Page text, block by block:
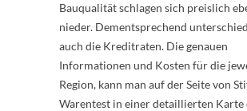
Bauqualität schlagen sich preislich
nieder. Dementsprechend
auch die Kreditraten. Die genauen
Informationen und Kosten für die
Region, kann man auf der Seite von
Warentest in einer detaillierten Karte